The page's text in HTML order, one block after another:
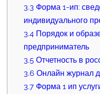
3.3 Форма 1-ип:
индивидуального
3.4 Порядок и
предприниматель
3.5 Отчетность в
3.6 Онлайн журнал
3.7 Форма 1 ип